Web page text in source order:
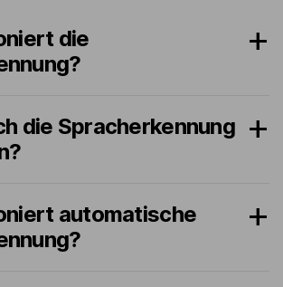
die
die Spracherkennung
automatische